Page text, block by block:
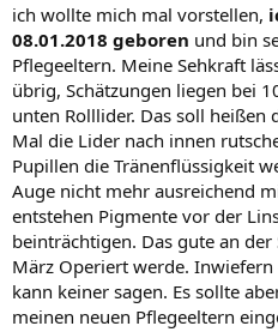
ich wollte mich mal vorstellen,
08.01.2018 geboren und bin
Pflegeeltern. Meine Sehkraft
übrig, Schätzungen liegen bei
unten Rolllider. Das soll heißen
Mal die Lider nach innen
Pupillen die Tränenflüssigkeit
Auge nicht mehr ausreichend
entstehen Pigmente vor der
beinträchtigen. Das gute an
März Operiert werde.
kann keiner sagen. Es sollte
meinen neuen Pflegeeltern